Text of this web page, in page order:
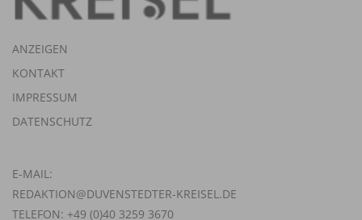
ANZEIGEN
KONTAKT
IMPRESSUM
DATENSCHUTZ
E-MAIL:
REDAKTION@DUVENSTEDTER-KREISEL.DE
TELEFON: +49 (0)40 3259 3670